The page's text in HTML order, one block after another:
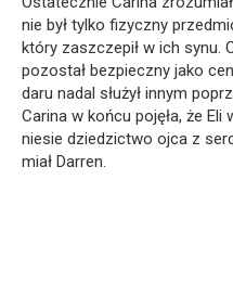
nie był tylko fizyczny
który zaszczepił w ich synu.
pozostał bezpieczny jako
daru nadal służył innym
Carina w końcu pojęła, że Eli
niesie dziedzictwo ojca z
miał Darren.